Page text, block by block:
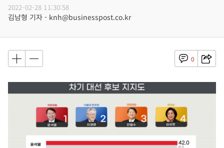
2022-02-28 11:30:58
김남형 기자 - knh@businesspost.co.kr
0